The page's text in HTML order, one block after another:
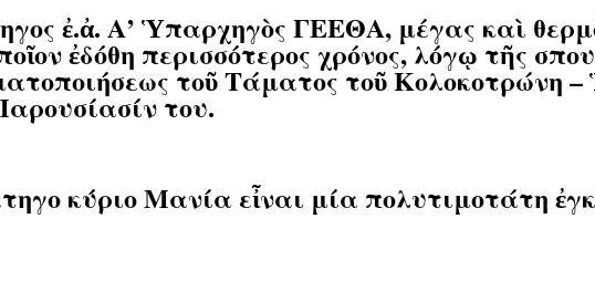
ἐ.ἀ. Α’ Ὑπαρχηγὸς ΓΕΕΘΑ, μέγας καὶ
ἐδόθη περισσότερος χρόνος, λόγῳ τῆς
τοῦ Τάματος τοῦ Κολοκοτρώνη
του.
κύριο Μανία εἶναι μία πολυτιμοτάτη